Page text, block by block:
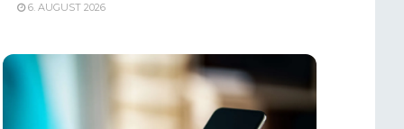
6. AUGUST 2026